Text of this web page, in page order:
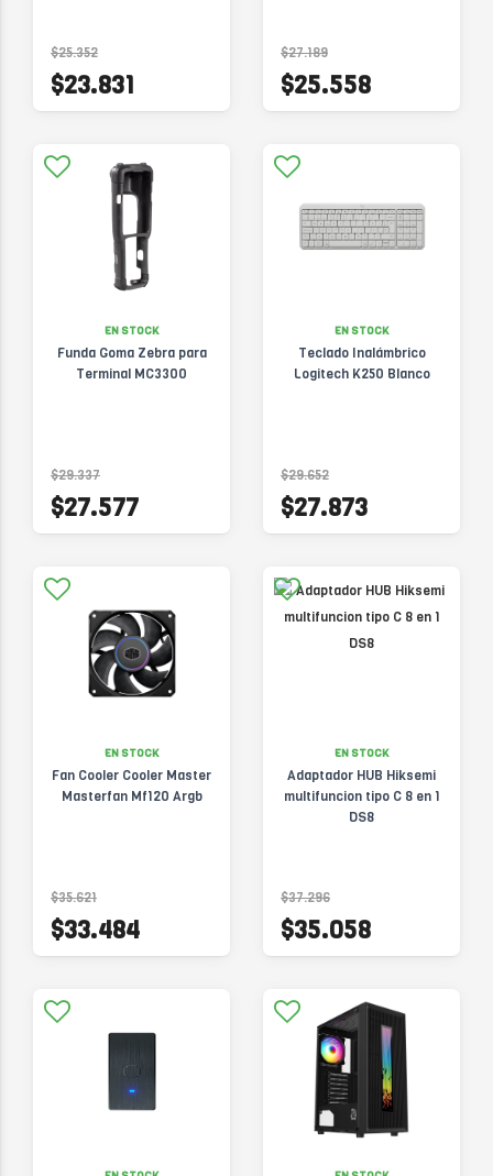
$25.352
$23.831
$27.189
$25.558
EN STOCK
Funda Goma Zebra para
Terminal MC3300
$29.337
$27.577
EN STOCK
Teclado Inalámbrico
Logitech K250 Blanco
$29.652
$27.873
EN STOCK
Fan Cooler Cooler Master
Masterfan Mf120 Argb
$35.621
$33.484
EN STOCK
Adaptador HUB Hiksemi
multifuncion tipo C 8 en 1
DS8
$37.296
$35.058